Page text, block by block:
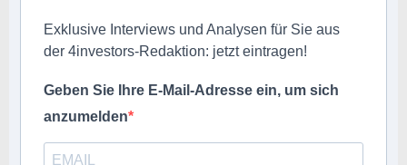
Exklusive Interviews und Analysen für Sie aus
der 4investors-Redaktion: jetzt eintragen!
Geben Sie Ihre E-Mail-Adresse ein, um sich
anzumelden